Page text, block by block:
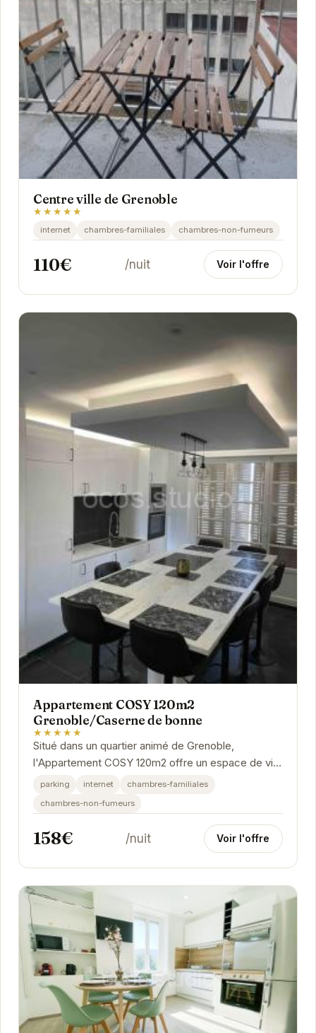
Centre ville de Grenoble
★★★★★
internet chambres-familiales chambres-non-fumeurs
110€ /nuit Voir l'offre
Appartement COSY 120m2
Grenoble/Caserne de bonne
★★★★★
Situé dans un quartier animé de Grenoble,
l'Appartement COSY 120m2 offre un espace de vie
spacieux et moderne. Idéal pour les familles ou
parking internet
chambres-familiales
chambres-non-fumeurs
158€ /nuit Voir l'offre